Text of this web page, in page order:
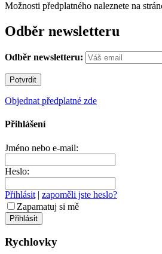
Možnosti předplatného naleznete na
Odběr newsletteru
Odběr newsletteru:
Objednat předplatné zde
Přihlášení
Jméno nebo e-mail:
Heslo:
Přihlásit | zapoměli jste heslo?
Zapamatuj si mě
Rychlovky